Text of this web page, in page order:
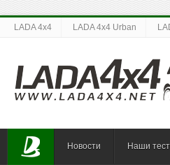
LADA 4x4 LADA 4x4 Urban
Новости Наши